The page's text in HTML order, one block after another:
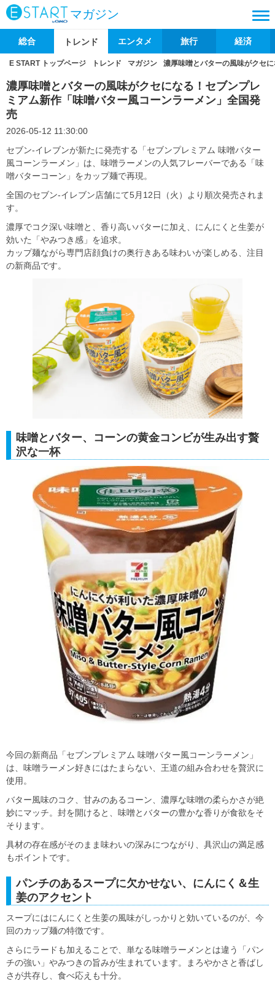
マガジン
総合 トレンド エンタメ 旅行 経済
E START トップページ トレンド マガジン 濃厚味噌とバターの風味がクセ
濃厚味噌とバターの風味がクセになる！セブンプレ
ミアム新作「味噌バター風コーンラーメン」全国発
売
2026-05-12 11:30:00
セブン‐イレブンが新たに発売する「セブンプレミアム 味噌バター
風コーンラーメン」は、味噌ラーメンの人気フレーバーである「味
噌バターコーン」をカップ麺で再現。
全国のセブン‐イレブン店舗にて5月12日（火）より順次発売されま
す。
濃厚でコク深い味噌と、香り高いバターに加え、にんにくと生姜が
効いた「やみつき感」を追求。
カップ麺ながら専門店顔負けの奥行きある味わいが楽しめる、注目
の新商品です。
味噌とバター、コーンの黄金コンビが生み出す贅
沢な一杯
今回の新商品「セブンプレミアム 味噌バター風コーンラーメン」
は、味噌ラーメン好きにはたまらない、王道の組み合わせを贅沢に
使用。
バター風味のコク、甘みのあるコーン、濃厚な味噌の柔らかさが絶
妙にマッチ。封を開けると、味噌とバターの豊かな香りが食欲をそ
そります。
具材の存在感がそのまま味わいの深みにつながり、具沢山の満足感
もポイントです。
パンチのあるスープに欠かせない、にんにく＆生
姜のアクセント
スープにはにんにくと生姜の風味がしっかりと効いているのが、今
回のカップ麺の特徴です。
さらにラードも加えることで、単なる味噌ラーメンとは違う「パン
チの強い」やみつきの旨みが生まれています。まろやかさと香ばし
さが共存し、食べ応えも十分。